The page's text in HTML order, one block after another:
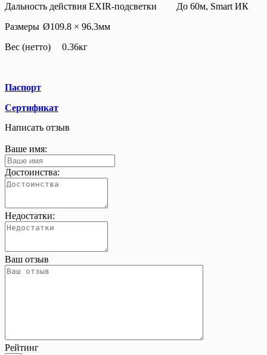
Дальность действия EXIR-подсветки
До 60м, Smart ИК
Размеры Ø109.8 × 96.3мм
Вес (нетто)
0.36кг
Паспорт
Сертификат
Написать отзыв
Ваше имя:
Достоинства:
Недостатки:
Ваш отзыв
Рейтинг